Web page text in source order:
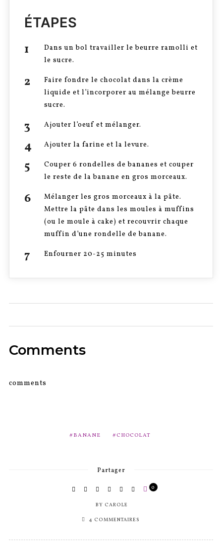
ÉTAPES
Dans un bol travailler le beurre ramolli et
le sucre.
Faire fondre le chocolat dans la crème
liquide et l’incorporer au mélange beurre
sucre.
Ajouter l’oeuf et mélanger.
Ajouter la farine et la levure.
Couper 6 rondelles de bananes et couper
le reste de la banane en gros morceaux.
Mélanger les gros morceaux à la pâte.
Mettre la pâte dans les moules à muffins
(ou le moule à cake) et recouvrir chaque
muffin d’une rondelle de banane.
Enfourner 20-25 minutes
Comments
comments
BANANE CHOCOLAT
Partager
BY CAROLE
0
4 COMMENTAIRES